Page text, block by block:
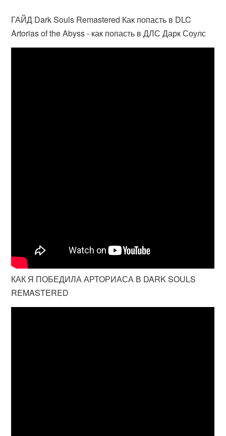
ГАЙД Dark Souls Remastered Как попасть в DLC
Artorias of the Abyss - как попасть в ДЛС Дарк Соулс
КАК Я ПОБЕДИЛА АРТОРИАСА В DARK SOULS
REMASTERED